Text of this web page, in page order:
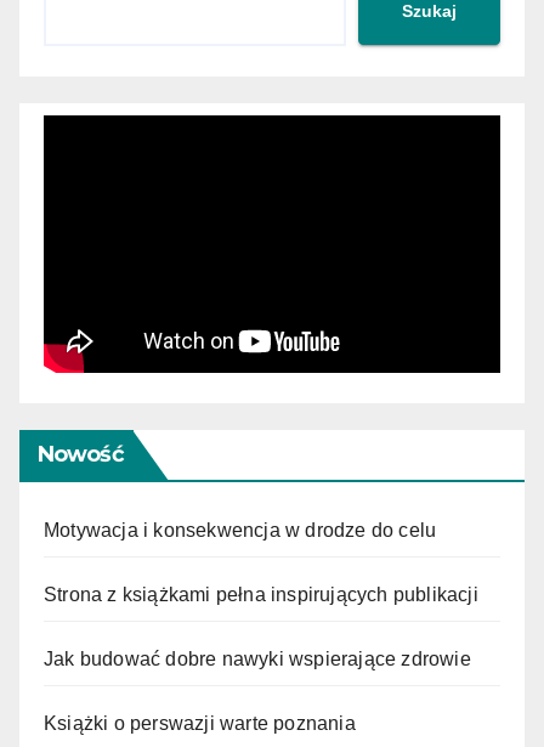
Szukaj
Nowość
Motywacja i konsekwencja w drodze do celu
Strona z książkami pełna inspirujących publikacji
Jak budować dobre nawyki wspierające zdrowie
Książki o perswazji warte poznania